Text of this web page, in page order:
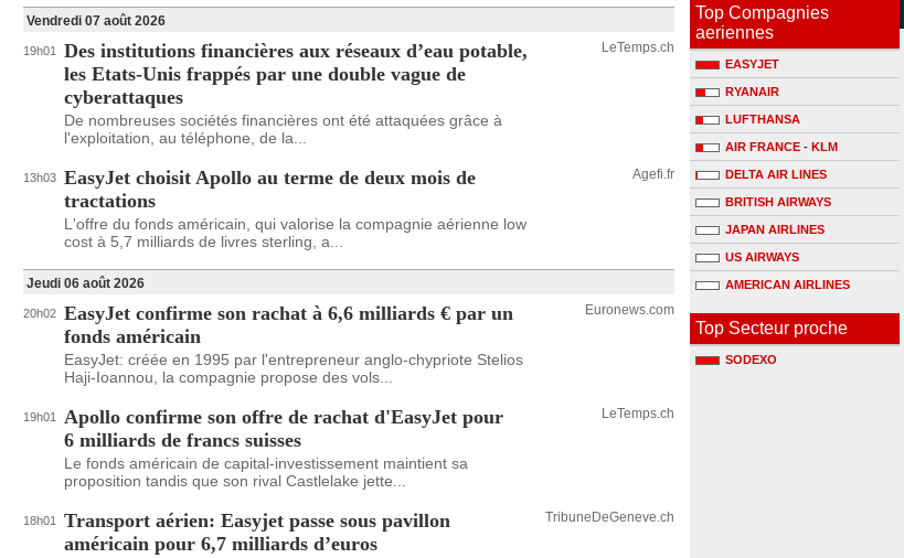
Vendredi 07 août 2026
19h01
Des institutions financières aux réseaux d’eau potable,
les Etats-Unis frappés par une double vague de
cyberattaques
De nombreuses sociétés financières ont été attaquées grâce à
l'exploitation, au téléphone, de la...
LeTemps.ch
13h03 EasyJet choisit Apollo au terme de deux mois de
tractations
L'offre du fonds américain, qui valorise la compagnie aérienne low
cost à 5,7 milliards de livres sterling, a...
Agefi.fr
Jeudi 06 août 2026
20h02 EasyJet confirme son rachat à 6,6 milliards € par un
fonds américain
EasyJet: créée en 1995 par l'entrepreneur anglo-chypriote Stelios
Haji-Ioannou, la compagnie propose des vols...
Euronews.com
19h01
Apollo confirme son offre de rachat d'EasyJet pour
6 milliards de francs suisses
Le fonds américain de capital-investissement maintient sa
proposition tandis que son rival Castlelake jette...
LeTemps.ch
18h01
Transport aérien: Easyjet passe sous pavillon
américain pour 6,7 milliards d’euros
TribuneDeGeneve.ch
Top Compagnies
aeriennes
EASYJET
RYANAIR
LUFTHANSA
AIR FRANCE - KLM
DELTA AIR LINES
BRITISH AIRWAYS
JAPAN AIRLINES
US AIRWAYS
AMERICAN AIRLINES
Top Secteur proche
SODEXO